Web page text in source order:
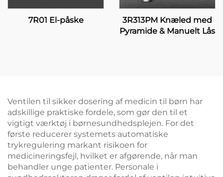
7R01 El-påske
3R313PM Knæled med
Pyramide & Manuelt Lås
Ventilen til sikker dosering af medicin til børn har
adskillige praktiske fordele, som gør den til et
vigtigt værktøj i børnesundhedsplejen. For det
første reducerer systemets automatiske
trykregulering markant risikoen for
medicineringsfejl, hvilket er afgørende, når man
behandler unge patienter. Personale i